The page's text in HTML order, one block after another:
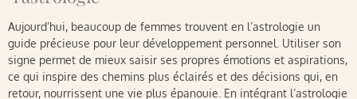
Aujourd’hui, beaucoup de femmes trouvent en l’astrologie un
guide précieuse pour leur développement personnel. Utiliser son
signe permet de mieux saisir ses propres émotions et aspirations,
ce qui inspire des chemins plus éclairés et des décisions qui, en
retour, nourrissent une vie plus épanouie. En intégrant l’astrologie